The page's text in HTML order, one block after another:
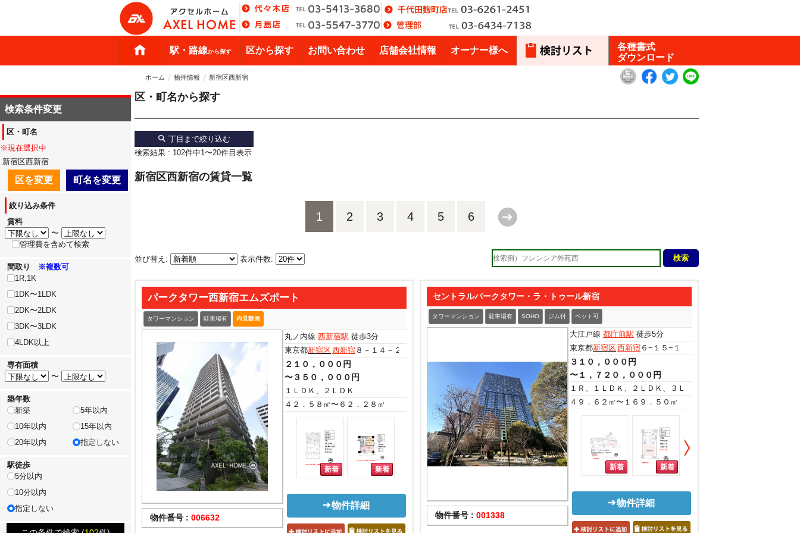
駅・路線から探す 区から探す お問い合わせ 店舗会社情報 オーナー様へ
各種書式
ダウンロード
ホーム 物件情報 新宿区西新宿
区・町名から探す
丁目まで絞り込む
検索結果 : 102件中1〜20件目表示
新宿区西新宿の賃貸一覧
1 2 3 4 5 6
並び替え: 表示件数:
パークタワー西新宿エムズポート
タワーマンション 駐車場有 内見動画
物件番号 : 006632
丸ノ内線 西新宿駅 徒歩3分
東京都新宿区西新宿 ８－１４－２７
２１０，０００円
〜３５０，０００円
１ＬＤＫ、２ＬＤＫ
４２．５８㎡〜６２．２８㎡
物件詳細
セントラルパークタワー・ラ・トゥール新宿
タワーマンション 駐車場有 SOHO ジム付 ペット可
物件番号 : 001338
大江戸線 都庁前駅 徒歩5分
東京都新宿区西新宿 ６−１５−１
３１０，０００円
〜１，７２０，０００円
１Ｒ、１ＬＤＫ、２ＬＤＫ、３ＬＤＫ
４９．６２㎡〜１６９．５０㎡
物件詳細
検索条件変更
区・町名
※現在選択中
新宿区西新宿
区を変更 町名を変更
絞り込み条件
賃料
〜
管理費を含めて検索
間取り
※複数可
1R,1K
1DK〜1LDK
2DK〜2LDK
3DK〜3LDK
4LDK以上
専有面積
〜
築年数
新築
5年以内
10年以内
15年以内
20年以内
指定しない
駅徒歩
5分以内
10分以内
指定しない